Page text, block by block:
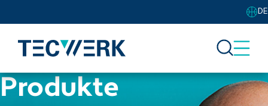
DE
Produkte